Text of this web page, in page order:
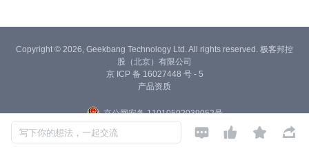
写下你的想法，一起交流    
Copyright © 2026, Geekbang Technology Ltd. All rights reserved. 极客邦控
股（北京）有限公司
京 ICP 备 16027448 号 - 5
产品资质
京公网安备 11010502039052号